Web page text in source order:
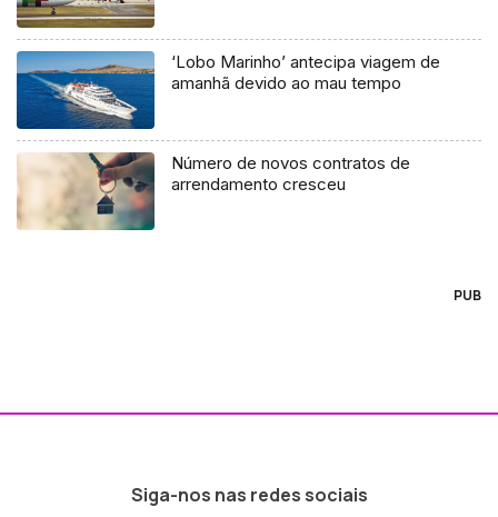
‘Lobo Marinho’ antecipa viagem de
amanhã devido ao mau tempo
Número de novos contratos de
arrendamento cresceu
PUB
Siga-nos nas redes sociais